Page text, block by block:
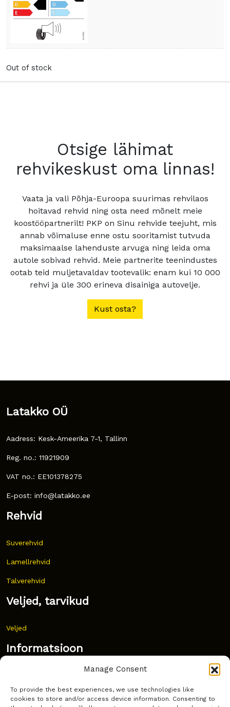
Manage Consent
To provide the best experiences, we use technologies like
cookies to store and/or access device information. Consenting to
Out of stock
Otsige lähimat
rehvikeskust oma linnas!
Vaata ja vali Põhja-Euroopa suurimas rehvilaos
hoitavad rehvid ning osta need mõnelt meie
koostööpartnerilt! PKP on Sinu rehvide teejuht, mis
annab võimaluse enne ostu sooritamist tutvuda
maksimaalse lahenduste arvuga ning leida oma
autole sobivad rehvid. Meie partnerite teenindustes
ootab teid muljetavaldav tootevalik: enam kui 10 000
rehvi ja üle 300 erineva disainiga autovelje.
Kust osta?
Latakko OÜ
Aadress: Kesk-Ameerika 7-1, Tallinn
Reg. no.: 11921909
VAT no.: EE101378275
E-post: info@latakko.ee
Rehvid
Suverehvid
Lamellrehvid
Talverehvid
Veljed, tarvikud
Veljed
Informatsioon
Korduma kippuvad küsimused